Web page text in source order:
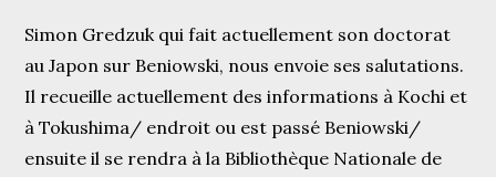
Simon Gredzuk qui fait actuellement son doctorat
au Japon sur Beniowski, nous envoie ses salutations.
Il recueille actuellement des informations à Kochi et
à Tokushima/ endroit ou est passé Beniowski/
ensuite il se rendra à la Bibliothèque Nationale de